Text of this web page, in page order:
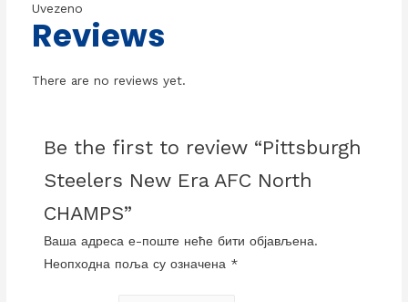
Uvezeno
Reviews
There are no reviews yet.
Be the first to review “Pittsburgh
Steelers New Era AFC North
CHAMPS”
Ваша адреса е-поште неће бити објављена.
Неопходна поља су означена *